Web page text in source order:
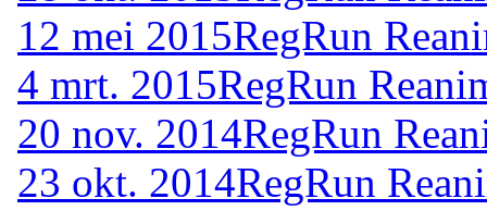
12 mei 2015RegRun
4 mrt. 2015RegRun
20 nov. 2014RegRun
23 okt. 2014RegRun